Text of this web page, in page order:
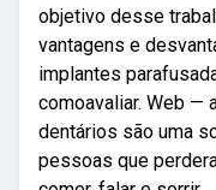
objetivo desse
vantagens e
implantes
comoavaliar. Web —
dentários são uma
pessoas que